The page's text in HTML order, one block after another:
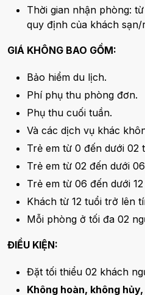
Thời gian nhận phòng:
quy định của khách sạn/
GIÁ KHÔNG BAO GỒM:
Bảo hiểm du lịch.
Phí phụ thu phòng đơn.
Phụ thu cuối tuần.
Và các dịch vụ khác
Trẻ em từ 0 đến dưới 02
Trẻ em từ 02 đến dưới
Trẻ em từ 06 đến dưới
Khách từ 12 tuổi trở lên
Mỗi phòng ở tối đa 02
ĐIỀU KIỆN:
Đặt tối thiểu 02 khách
Không hoàn, không